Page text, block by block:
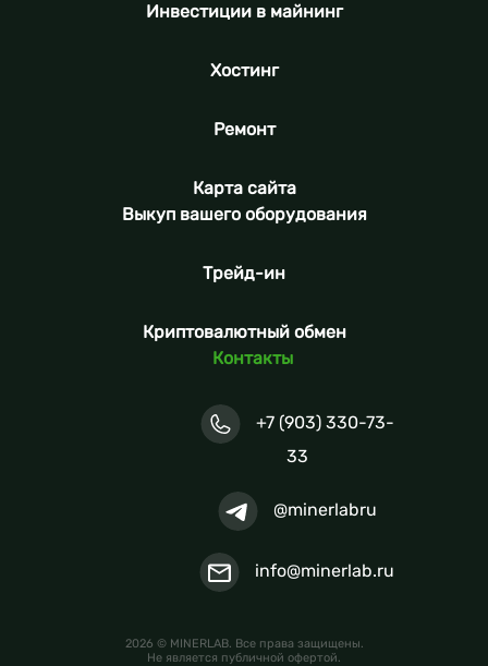
Инвестиции в майнинг
Хостинг
Ремонт
Карта сайта
Выкуп вашего оборудования
Трейд-ин
Криптовалютный обмен
Контакты
+7 (903) 330-73-
33
@minerlabru
info@minerlab.ru
2026 © MINERLAB. Все права защищены.
Не является публичной офертой.